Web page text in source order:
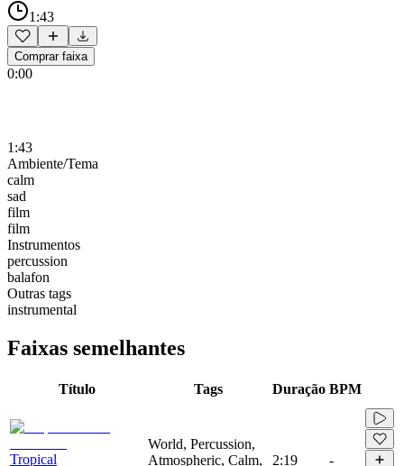
1:43
Comprar faixa
0:00
1:43
Ambiente/Tema
calm
sad
film
film
Instrumentos
percussion
balafon
Outras tags
instrumental
Faixas semelhantes
Título Tags Duração BPM
Tropical
World, Percussion,
Atmospheric, Calm,
2:19 -